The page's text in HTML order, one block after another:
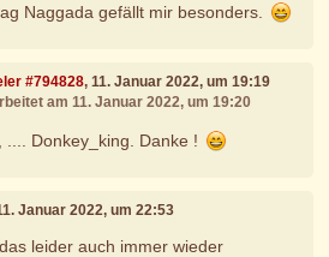
Naggada gefällt mir besonders.
#794828, 11. Januar 2022, um 19:19
am 11. Januar 2022, um 19:20
.... Donkey_king. Danke !
Januar 2022, um 22:53
leider auch immer wieder